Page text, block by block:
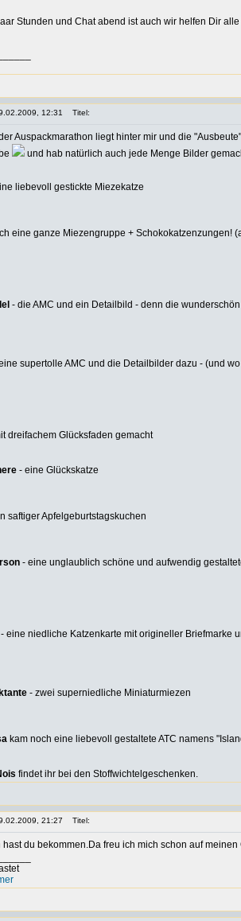
Stunden und Chat abend ist auch wir helfen Dir
12:31 Titel:
Auspackmarathon liegt hinter mir und die
und hab natürlich auch jede Menge Bilder
liebevoll gestickte Miezekatze
eine ganze Miezengruppe + Schokokatzenzungen!
- die AMC und ein Detailbild - denn die
supertolle AMC und die Detailbilder dazu - (und
dreifachem Glücksfaden gemacht
- eine Glückskatze
saftiger Apfelgeburtstagskuchen
- eine unglaublich schöne und aufwendig
- eine niedliche Katzenkarte mit origineller Briefmarke
- zwei superniedliche Miniaturmiezen
kam noch eine liebevoll gestaltete ATC namens
findet ihr bei den Stoffwichtelgeschenken.
21:27 Titel:
du bekommen.Da freu ich mich schon auf meinen